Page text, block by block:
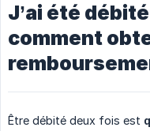
J’ai été
comment
Être débité deux fois est